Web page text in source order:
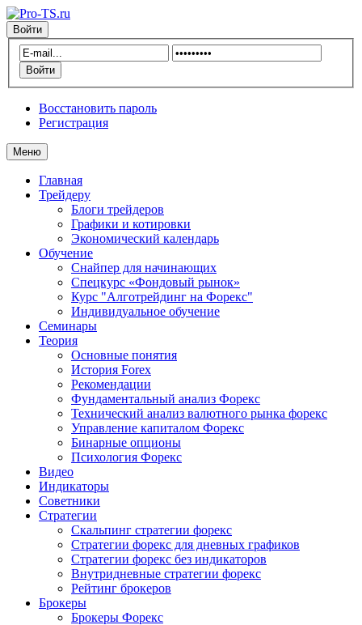
Войти
Восстановить пароль
Регистрация
Меню
Главная
Трейдеру
Блоги трейдеров
Графики и котировки
Экономический календарь
Обучение
Снайпер для начинающих
Спецкурс «Фондовый рынок»
Курс "Алготрейдинг на Форекс"
Индивидуальное обучение
Семинары
Теория
Основные понятия
История Forex
Рекомендации
Фундаментальный анализ Форекс
Технический анализ валютного рынка форекс
Управление капиталом Форекс
Бинарные опционы
Психология Форекс
Видео
Индикаторы
Советники
Стратегии
Скальпинг стратегии форекс
Стратегии форекс для дневных графиков
Стратегии форекс без индикаторов
Внутридневные стратегии форекс
Рейтинг брокеров
Брокеры
Брокеры Форекс